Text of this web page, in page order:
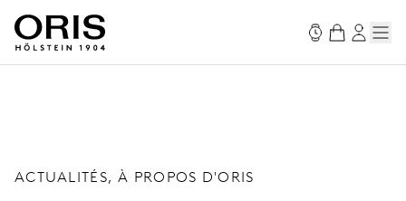
ACTUALITÉS, À PROPOS D'ORIS